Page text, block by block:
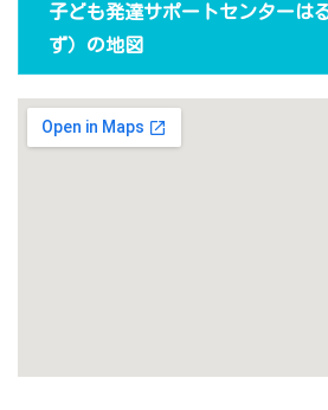
子ども発達サポートセンターは
ず）の地図